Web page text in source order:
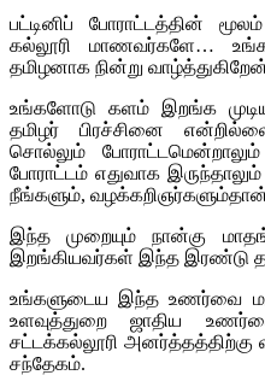
பட்டினிப் போராட்டத்தின்
கல்லூரி மாணவர்களே…
தமிழனாக நின்று
உங்களோடு களம் இறங்க
தமிழர் பிரச்சினை
சொல்லும்
போராட்டம் எதுவாக
நீங்களும்,
இந்த முறையும் நான்கு
இறங்கியவர்கள் இந்த இரண்டு
உங்களுடைய இந்த உணர்வை
உளவுத்துறை ஜாதிய
சட்டக்கல்லூரி அனர்த்தத்திற்கு
சந்தேகம்.